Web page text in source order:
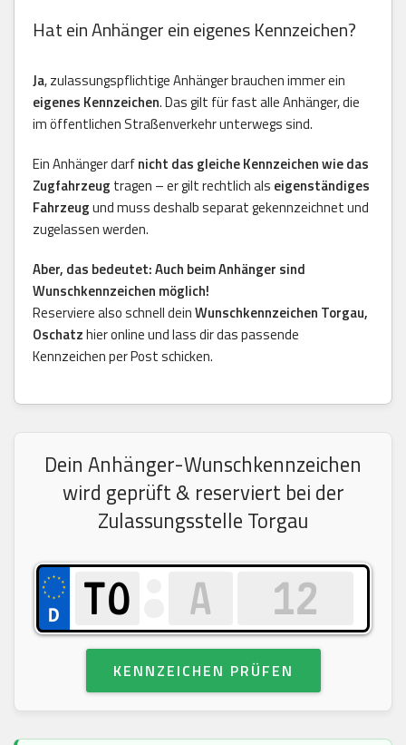
Hat ein Anhänger ein eigenes Kennzeichen?
Ja, zulassungspflichtige Anhänger brauchen immer ein
eigenes Kennzeichen. Das gilt für fast alle Anhänger, die
im öffentlichen Straßenverkehr unterwegs sind.
Ein Anhänger darfnicht das gleiche Kennzeichen wie das
Zugfahrzeug tragen – er gilt rechtlich als eigenständiges
Fahrzeugund muss deshalb separat gekennzeichnet und
zugelassen werden.
Aber, das bedeutet: Auch beim Anhänger sind
Wunschkennzeichen möglich!
Reserviere also schnell deinWunschkennzeichen Torgau,
Oschatzhier online und lass dir das passende
Kennzeichen per Post schicken.
Dein Anhänger-Wunschkennzeichen
wird geprüft & reserviert bei der
Zulassungsstelle Torgau
KENNZEICHEN PRÜFEN